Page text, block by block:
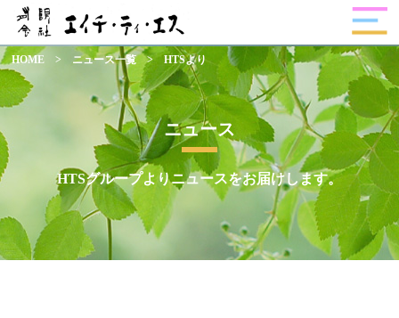
ニュース
HTSグループよりニュースをお届けします。
HOME > ニュース一覧 > HTSより